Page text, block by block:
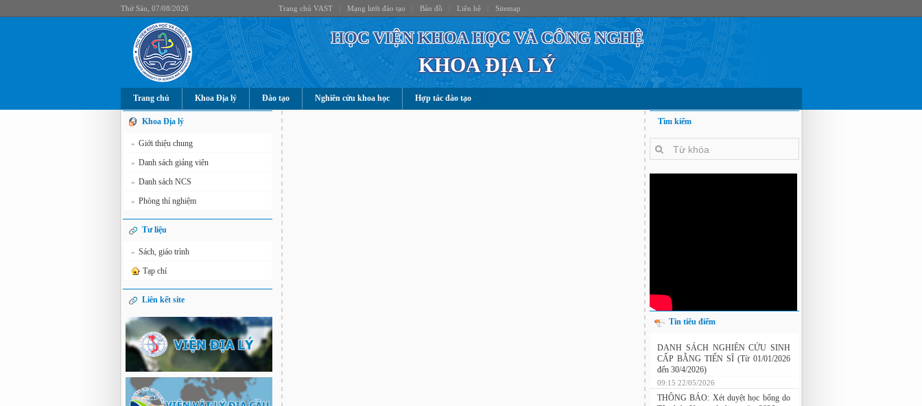
Thứ Sáu, 07/08/2026 Trang chủ VAST| Mạng lưới đào tạo Bản đồ Liên hệ| Sitemap
HỌC VIỆN KHOA HỌC VÀ CÔNG NGHỆ
KHOA ĐỊA LÝ
Trang chủ Khoa Địa lý Đào tạo Nghiên cứu khoa học Hợp tác đào tạo
Khoa Địa lý
» Giới thiệu chung
» Danh sách giảng viên
» Danh sách NCS
» Phòng thí nghiệm
Tư liệu
» Sách, giáo trình
Tạp chí
Liên kết site
Tìm kiếm
Tin tiêu điểm
Nghiên cứu chế tạo hệ thống xác định
hướng vật thể độ chính xác cao dựa trên
từ kế và vật liệu biến hóa
DANH SÁCH NGHIÊN CỨU SINH
CẤP BẰNG TIẾN SĨ (Từ 01/01/2026
đến 30/4/2026)
09:15 22/05/2026